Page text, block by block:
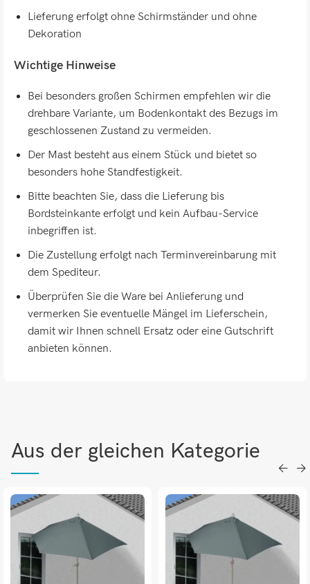
Lieferung erfolgt ohne Schirmständer und ohne
Dekoration
Wichtige Hinweise
Bei besonders großen Schirmen empfehlen wir die
drehbare Variante, um Bodenkontakt des Bezugs im
geschlossenen Zustand zu vermeiden.
Der Mast besteht aus einem Stück und bietet so
besonders hohe Standfestigkeit.
Bitte beachten Sie, dass die Lieferung bis
Bordsteinkante erfolgt und kein Aufbau-Service
inbegriffen ist.
Die Zustellung erfolgt nach Terminvereinbarung mit
dem Spediteur.
Überprüfen Sie die Ware bei Anlieferung und
vermerken Sie eventuelle Mängel im Lieferschein,
damit wir Ihnen schnell Ersatz oder eine Gutschrift
anbieten können.
Aus der gleichen Kategorie